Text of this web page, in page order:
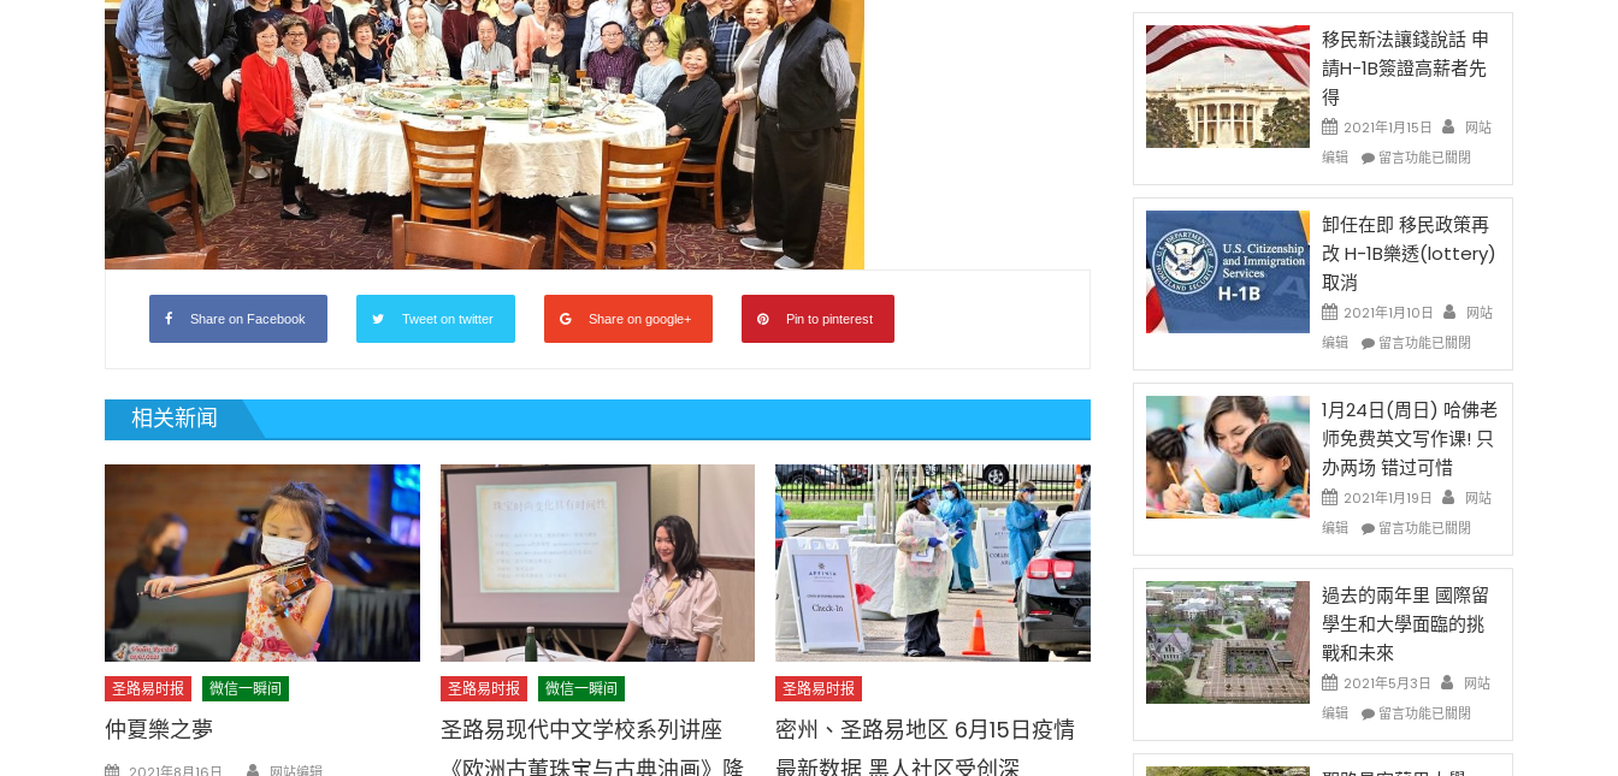
員
伉
儷〉
中
Share on Facebook Tweet on twitter Share on google+ Pin to pinterest
相关新闻
圣路易时报 微信一瞬间
仲夏樂之夢
Posted Author
圣路易时报 微信一瞬间
圣路易现代中文学校系列讲座
《欧洲古董珠宝与古典油画》隆
圣路易时报
密州、圣路易地区 6月15日疫情
最新数据 黑人社区受创深
H-
1B
簽
證
資
比
設
限
後
現
開
始
對
OPT
開
刀〉
中
移民新法讓錢說話 申
請H-1B簽證高薪者先
得
2021年1月15日
网站
编辑
在
民
新
法
讓
說
話
請
H-
1B
簽
證
高
薪
者
先
得〉
中
留言功能已關閉
卸任在即 移民政策再
改 H-1B樂透(lottery)
取消
2021年1月10日
网站
编辑
在
任
在
即
移
民
政
策
改
H-
1B
樂
透
(lottery)
取
消〉
中
留言功能已關閉
1月24日(周日) 哈佛老
师免费英文写作课! 只
办两场 错过可惜
2021年1月19日
网站
编辑
在
月
24
日
(周
日)
哈
佛
师
留言功能已關閉
過去的兩年里 國際留
學生和大學面臨的挑
戰和未來
2021年5月3日
网站
编辑
在
去
留言功能已關閉